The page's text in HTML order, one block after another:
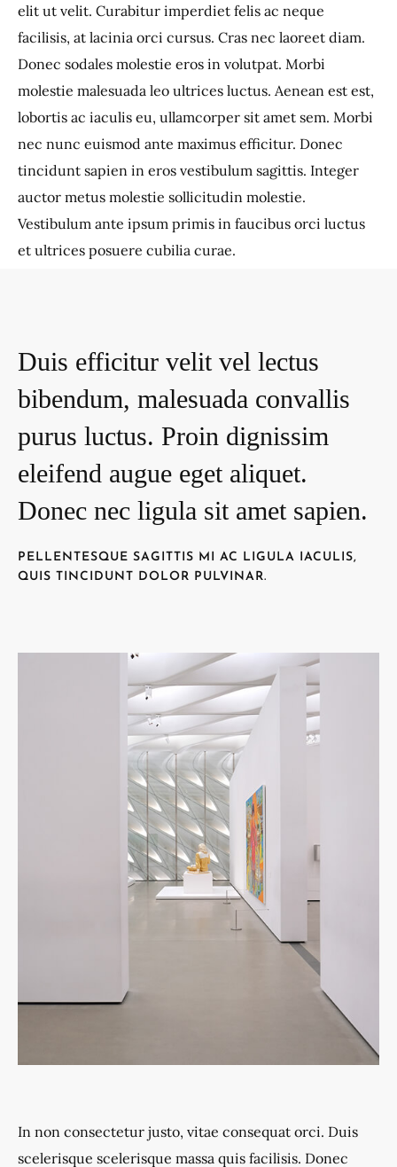
elit ut velit. Curabitur imperdiet felis ac neque
facilisis, at lacinia orci cursus. Cras nec laoreet diam.
Donec sodales molestie eros in volutpat. Morbi
molestie malesuada leo ultrices luctus. Aenean est est,
lobortis ac iaculis eu, ullamcorper sit amet sem. Morbi
nec nunc euismod ante maximus efficitur. Donec
tincidunt sapien in eros vestibulum sagittis. Integer
auctor metus molestie sollicitudin molestie.
Vestibulum ante ipsum primis in faucibus orci luctus
et ultrices posuere cubilia curae.
Duis efficitur velit vel lectus
bibendum, malesuada convallis
purus luctus. Proin dignissim
eleifend augue eget aliquet.
Donec nec ligula sit amet sapien.
PELLENTESQUE SAGITTIS MI AC LIGULA IACULIS,
QUIS TINCIDUNT DOLOR PULVINAR.
In non consectetur justo, vitae consequat orci. Duis
scelerisque scelerisque massa quis facilisis. Donec